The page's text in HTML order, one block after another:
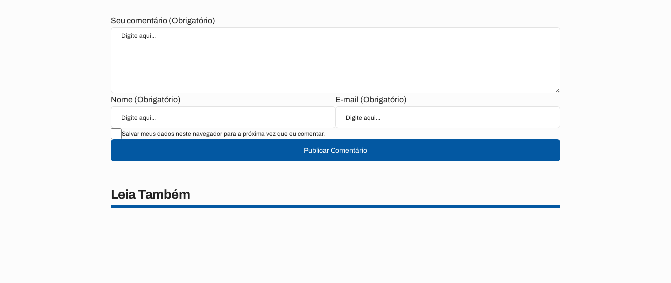
Seu comentário (Obrigatório)
Nome (Obrigatório) E-mail (Obrigatório)
Salvar meus dados neste navegador para a próxima vez que eu comentar.
Publicar Comentário
Leia Também